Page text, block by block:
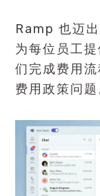
Ramp 也迈
为每位员工
们完成费用
费用政策问题